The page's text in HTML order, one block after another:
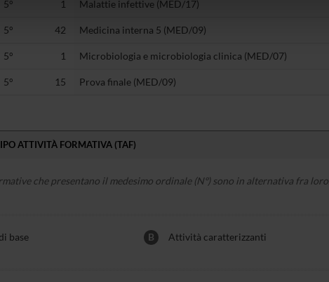
media, i quali potrebbero combinarle con altre informazioni
5° 1 Malattie infettive (MED/17)
5° 42 Medicina interna 5 (MED/09)
5° 1 Microbiologia e microbiologia clinica (MED/07)
5° 15 Prova finale (MED/09)
ATTIVITÀ FORMATIVA (TAF)
che presentano il medesimo ordinale (Nº) sono in alternativa fra loro.
base B Attività caratterizzanti